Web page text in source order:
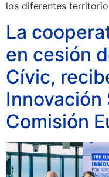
los diferentes
La
en cesión
Cívic,
Innovación
Comisión